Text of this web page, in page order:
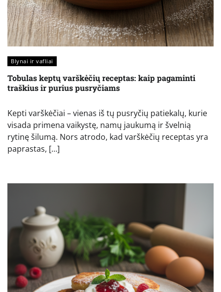
Blynai ir vafliai
Tobulas keptų varškėčių receptas: kaip pagaminti
traškius ir purius pusryčiams
Kepti varškėčiai – vienas iš tų pusryčių patiekalų, kurie
visada primena vaikystę, namų jaukumą ir švelnią
rytinę šilumą. Nors atrodo, kad varškėčių receptas yra
paprastas, […]